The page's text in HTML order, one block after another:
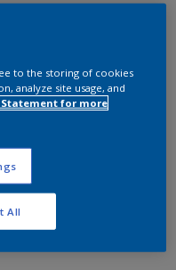
to the storing of cookies
analyze site usage, and
Statement for more
All